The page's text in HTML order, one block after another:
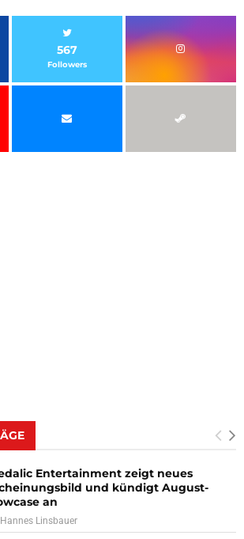
567
Followers
Entertainment zeigt neues
und kündigt August-
an
Hannes Linsbauer